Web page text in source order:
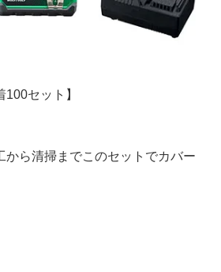
セット】
から清掃までこのセットでカバー